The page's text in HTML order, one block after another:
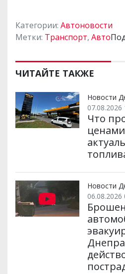
Категории: Автоновости
Метки: Транспорт, Авто
ЧИТАЙТЕ ТАКЖЕ
Новости
07.08.2026
Что
Новости
06.08.2026